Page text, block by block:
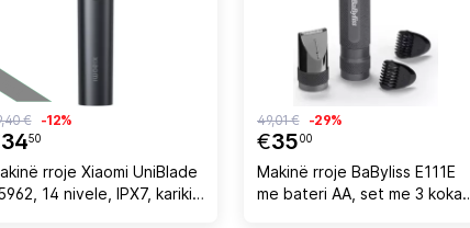
3450
€ -12%
rroje Xiaomi UniBlade
14 nivele, IPX7, karikim
€3500
49,01 € -29%
Makinë rroje BaByliss E111E
me bateri AA, set me 3 koka,